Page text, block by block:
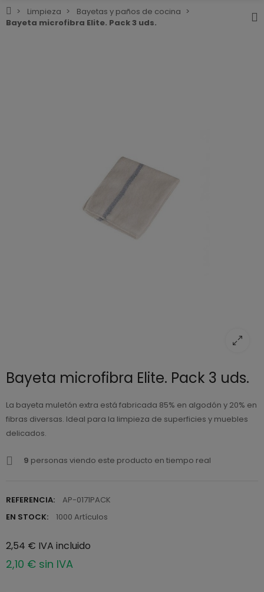
Limpieza
Bayetas y paños de cocina
Bayeta microfibra Elite. Pack 3 uds.
Bayeta microfibra Elite. Pack 3 uds.
La bayeta muletón extra está fabricada 85% en algodón y 20% en
fibras diversas. Ideal para la limpieza de superficies y muebles
delicados.
9 personas viendo este producto en tiempo real
REFERENCIA:
AP-0171PACK
EN STOCK:
1000 Artículos
2,54 € IVA incluido
2,10 € sin IVA